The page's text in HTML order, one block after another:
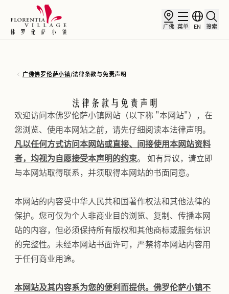
广佛 菜单 EN 搜索
广佛佛罗伦萨小镇/法律条款与免责声明
法律条款与免责声明
欢迎访问本佛罗伦萨小镇网站（以下称 "本网站"），在
您浏览、使用本网站之前，请先仔细阅读本法律声明。
凡以任何方式访问本网站或直接、间接使用本网站资料
者，均视为自愿接受本声明的约束。 如有异议，请立即
与本网站取得联系，并须取得本网站的书面同意。
本网站的内容受中华人民共和国著作权法和其他法律的
保护。您可仅为个人非商业目的浏览、复制、传播本网
站的内容，但必须保持所有版权和其他商标或服务标识
的完整性。未经本网站书面许可，严禁将本网站内容用
于任何商业用途。
本网站及其内容系为您的便利而提供。佛罗伦萨小镇不